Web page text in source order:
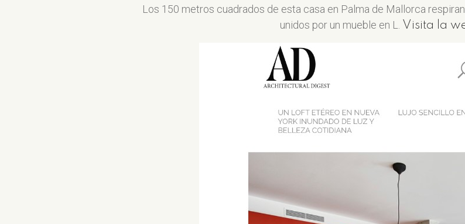
Los 150 metros cuadrados de esta casa en Palma de Mallorca
unidos por un mueble en L. Visita la